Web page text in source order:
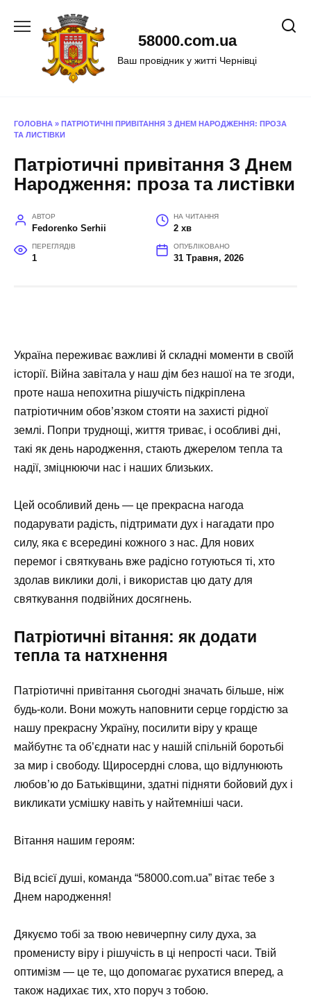
58000.com.ua
Ваш провідник у житті Чернівці
ГОЛОВНА » ПАТРІОТИЧНІ ПРИВІТАННЯ З ДНЕМ НАРОДЖЕННЯ: ПРОЗА
ТА ЛИСТІВКИ
Патріотичні привітання З Днем
Народження: проза та листівки
АВТОР
Fedorenko Serhii
НА ЧИТАННЯ
2 хв
ПЕРЕГЛЯДІВ
1
ОПУБЛІКОВАНО
31 Травня, 2026
Україна переживає важливі й складні моменти в своїй
історії. Війна завітала у наш дім без нашої на те згоди,
проте наша непохитна рішучість підкріплена
патріотичним обов’язком стояти на захисті рідної
землі. Попри труднощі, життя триває, і особливі дні,
такі як день народження, стають джерелом тепла та
надії, зміцнюючи нас і наших близьких.
Цей особливий день — це прекрасна нагода
подарувати радість, підтримати дух і нагадати про
силу, яка є всередині кожного з нас. Для нових
перемог і святкувань вже радісно готуються ті, хто
здолав виклики долі, і використав цю дату для
святкування подвійних досягнень.
Патріотичні вітання: як додати
тепла та натхнення
Патріотичні привітання сьогодні значать більше, ніж
будь-коли. Вони можуть наповнити серце гордістю за
нашу прекрасну Україну, посилити віру у краще
майбутнє та об’єднати нас у нашій спільній боротьбі
за мир і свободу. Щиросердні слова, що відлунюють
любов’ю до Батьківщини, здатні підняти бойовий дух і
викликати усмішку навіть у найтемніші часи.
Вітання нашим героям:
Від всієї душі, команда “58000.com.ua” вітає тебе з
Днем народження!
Дякуємо тобі за твою невичерпну силу духа, за
променисту віру і рішучість в ці непрості часи. Твій
оптимізм — це те, що допомагає рухатися вперед, а
також надихає тих, хто поруч з тобою.